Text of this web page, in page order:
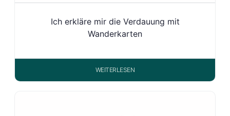
Ich erkläre mir die Verdauung mit
Wanderkarten
WEITERLESEN